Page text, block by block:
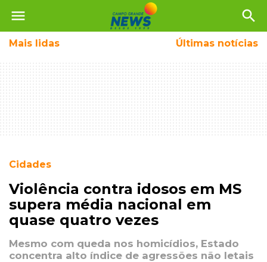
menu search
Mais lidas Últimas notícias
Cidades
Violência contra idosos em MS
supera média nacional em
quase quatro vezes
Mesmo com queda nos homicídios, Estado
concentra alto índice de agressões não letais